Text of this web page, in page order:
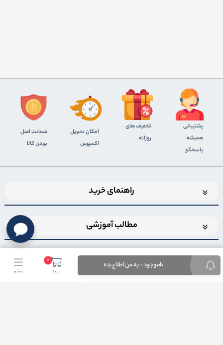
ناموجود - به من اطلاع بده 0
سبد بیشتر
پشتیبانی
همیشه
پاسخگو
تخفیف های
روزانه
اﻣﮑﺎن ﺗﺤﻮﯾﻞ
اﮐﺴﭙﺮس
ضمانت اصل
بودن کالا
راهنمای خرید
مطالب آموزشی